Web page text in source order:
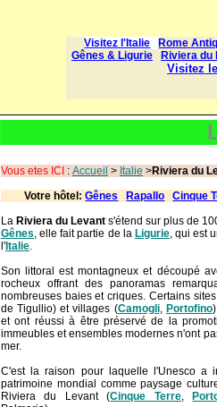
Vous etes ICI : Accueil > Italie >Riviera du
Votre hôtel:Gênes Rapallo
Cinque
La Riviera du Levant s'étend sur plus de
Gênes, elle fait partie de la Ligurie, qui est
l' Italie.
Son littoral est montagneux et découpé
rocheux offrant des panoramas
nombreuses baies et criques. Certains
de Tigullio) et villages (Camogli, Portofino
et ont réussi à être préservé de la
immeubles et ensembles modernes n'ont
mer.
C'est la raison pour laquelle l'Unesco a
patrimoine mondial comme paysage
Riviera du Levant (Cinque Terre,